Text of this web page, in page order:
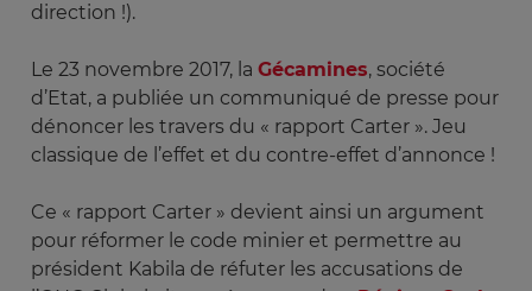
direction !).
Le 23 novembre 2017, la Gécamines, société
d’Etat, a publiée un communiqué de presse pour
dénoncer les travers du « rapport Carter ». Jeu
classique de l’effet et du contre-effet d’annonce !
Ce « rapport Carter » devient ainsi un argument
pour réformer le code minier et permettre au
président Kabila de réfuter les accusations de